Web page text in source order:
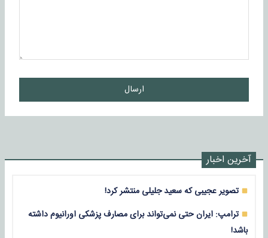
ارسال
آخرین اخبار
تصویر عجیبی که سعید جلیلی منتشر کرد!
ترامپ: ایران حتی نمی‌تواند برای مصارف پزشکی اورانیوم داشته
باشد!